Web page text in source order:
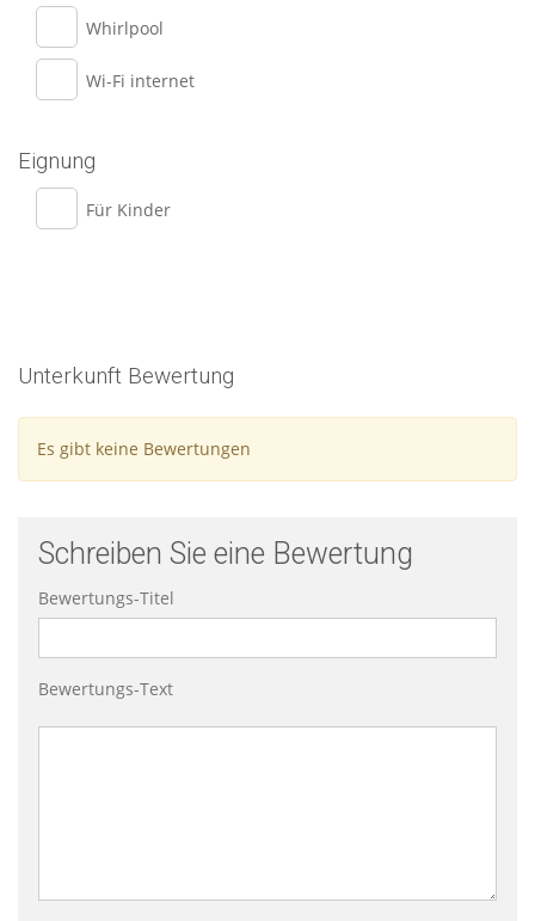
Whirlpool
Wi-Fi internet
Eignung
Für Kinder
Unterkunft Bewertung
Es gibt keine Bewertungen
Schreiben Sie eine Bewertung
Bewertungs-Titel
Bewertungs-Text